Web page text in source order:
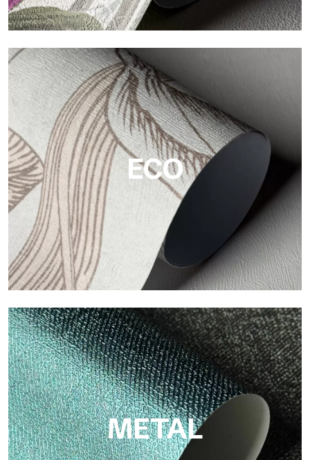
Vinilo
Los acabados vinílicos de los papeles pintados de
Tecnografica ofrecen superficies resistentes, texturizadas y
visualmente sofisticadas.
ECO
ECO
Eco de Tecnografica es el papel pintado ecológico de fibra de
celulosa: soporte sostenible, sin PVC, con colores claros y de
alta calidad.
METAL